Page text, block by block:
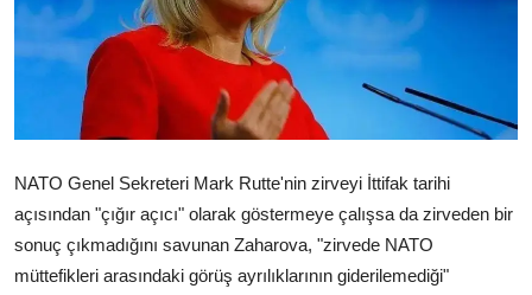
Çerkezköy
NATO Genel Sekreteri Mark Rutte'nin zirveyi İttifak tarihi
açısından "çığır açıcı" olarak göstermeye çalışsa da zirveden bir
sonuç çıkmadığını savunan Zaharova, "zirvede NATO
müttefikleri arasındaki görüş ayrılıklarının giderilemediği"